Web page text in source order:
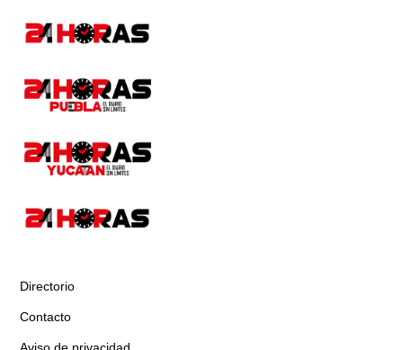
Directorio
Contacto
Aviso de privacidad